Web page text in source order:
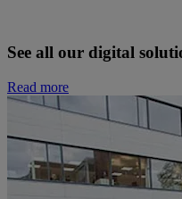
See all our digital
Read more